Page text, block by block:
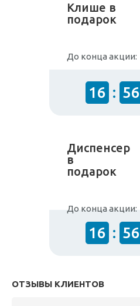
Клише в
подарок
До конца акции:
16 : 56
Диспенсер
в
подарок
До конца акции:
16 : 56
ОТЗЫВЫ КЛИЕНТОВ